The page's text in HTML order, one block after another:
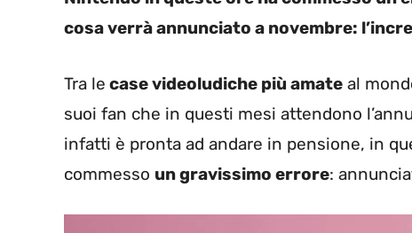
cosa verrà annunciato a novembre:
Tra le case videoludiche più amate al
suoi fan che in questi mesi attendono
infatti è pronta ad andare in pensione, in
commesso un gravissimo errore: